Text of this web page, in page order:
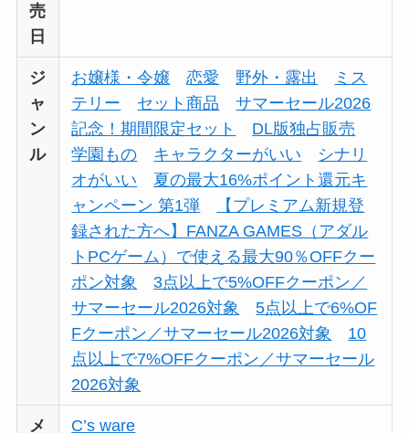
売
日
ジ
ャ
ン
ル
お嬢様・令嬢 恋愛 野外・露出
ミス
テリー
セット商品
サマーセール2026
記念！期間限定セット
DL版独占販売
学園もの
キャラクターがいい
シナリ
オがいい
夏の最大16%ポイント還元キ
ャンペーン 第1弾
【プレミアム新規登
録された方へ】FANZA GAMES（アダル
トPCゲーム）で使える最大90％OFFクー
ポン対象
3点以上で5%OFFクーポン／
サマーセール2026対象
5点以上で6%OF
Fクーポン／サマーセール2026対象
10
点以上で7%OFFクーポン／サマーセール
2026対象
メ
C’s ware